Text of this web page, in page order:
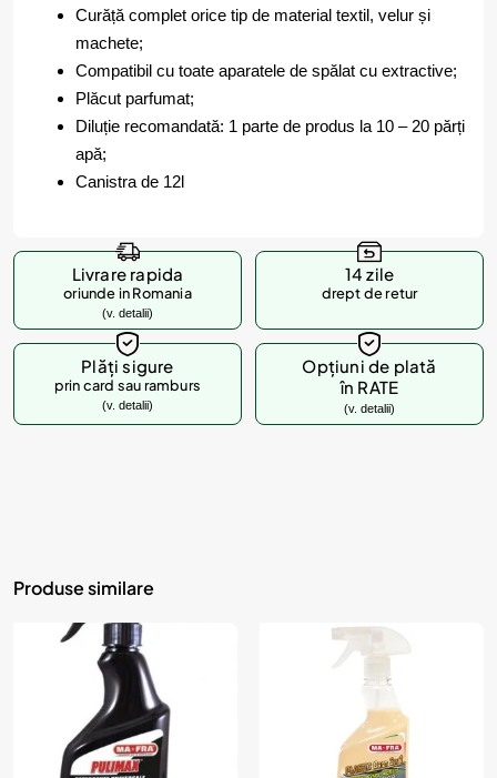
Curăță complet orice tip de material textil, velur și
machete;
Compatibil cu toate aparatele de spălat cu extractive;
Plăcut parfumat;
Diluție recomandată: 1 parte de produs la 10 – 20 părți
apă;
Canistra de 12l
Livrare rapida
oriunde in Romania
(v. detalii)
14 zile
drept de retur
Plăți sigure
prin card sau ramburs
(v. detalii)
Opțiuni de plată
în RATE
(v. detalii)
Produse similare